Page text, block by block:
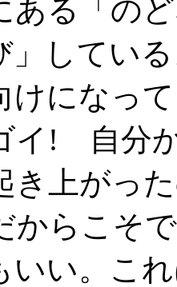
ある「の
」してい
けになっ
イ! 自分
き上がっ
からこそ
いい。こ